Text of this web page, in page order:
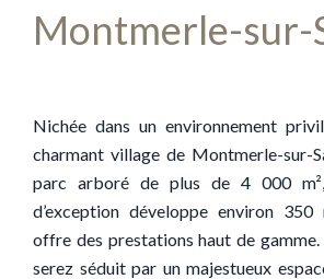
Montmerle-sur-
Nichée dans un environnement
charmant village de Montmerle-sur-
parc arboré de plus de 4 000
d’exception développe environ
offre des prestations haut de gamme.
serez séduit par un majestueux